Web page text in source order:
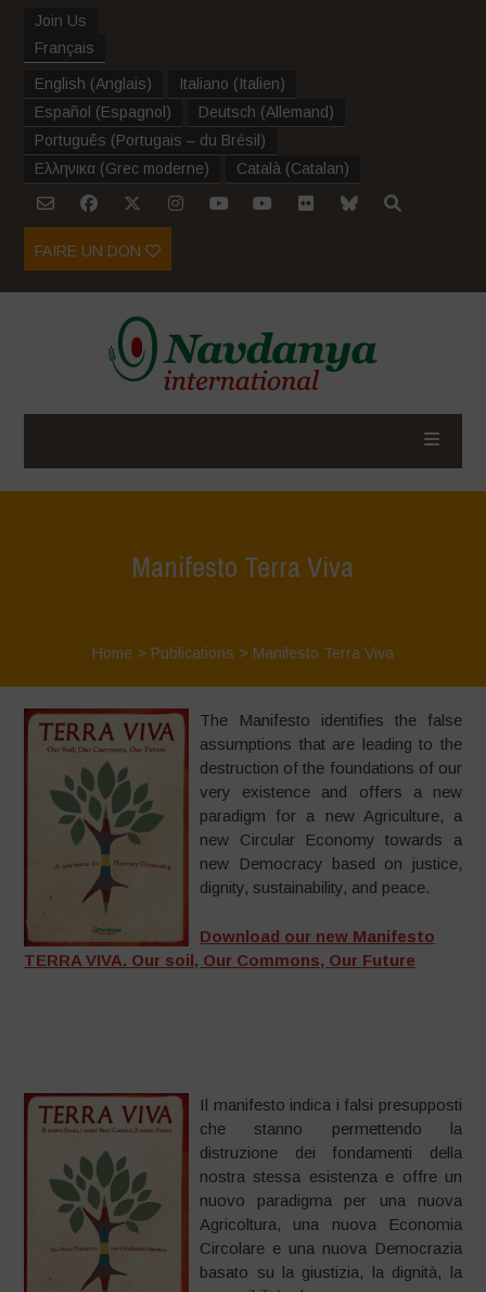
Join Us
Français
English (Anglais) Italiano (Italien)
Español (Espagnol ) Deutsch (Allemand)
Português (Portugais – du Brésil )
Ελληνικα (Grec moderne) Català (Catalan)
FAIRE UN DON
Manifesto Terra Viva
Home > Publications > Manifesto Terra Viva
The Manifesto identifies the false
assumptions that are leading to the
destruction of the foundations of our
very existence and offers a new
paradigm for a new Agriculture, a
new Circular Economy towards a
new Democracy based on justice,
dignity, sustainability, and peace.
Download our new Manifesto
TERRA VIVA. Our soil, Our Commons, Our Future
Il manifesto indica i falsi presupposti
che stanno permettendo la
distruzione dei fondamenti della
nostra stessa esistenza e offre un
nuovo paradigma per una nuova
Agricoltura, una nuova Economia
Circolare e una nuova Democrazia
basato su la giustizia, la dignità, la